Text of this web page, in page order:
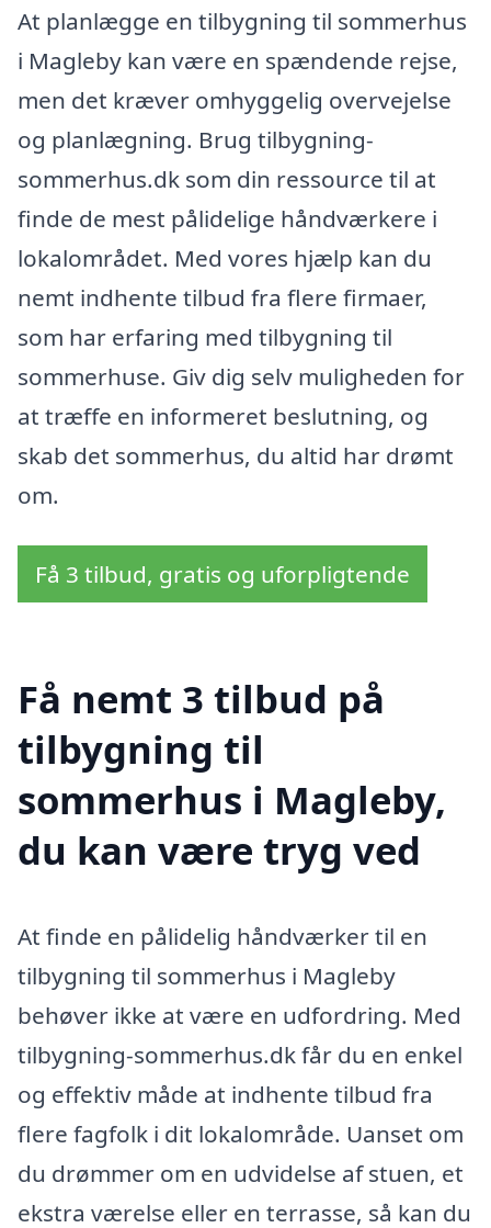
At planlægge en tilbygning til sommerhus
i Magleby kan være en spændende rejse,
men det kræver omhyggelig overvejelse
og planlægning. Brug tilbygning-
sommerhus.dk som din ressource til at
finde de mest pålidelige håndværkere i
lokalområdet. Med vores hjælp kan du
nemt indhente tilbud fra flere firmaer,
som har erfaring med tilbygning til
sommerhuse. Giv dig selv muligheden for
at træffe en informeret beslutning, og
skab det sommerhus, du altid har drømt
om.
Få 3 tilbud, gratis og uforpligtende
Få nemt 3 tilbud på
tilbygning til
sommerhus i Magleby,
du kan være tryg ved
At finde en pålidelig håndværker til en
tilbygning til sommerhus i Magleby
behøver ikke at være en udfordring. Med
tilbygning-sommerhus.dk får du en enkel
og effektiv måde at indhente tilbud fra
flere fagfolk i dit lokalområde. Uanset om
du drømmer om en udvidelse af stuen, et
ekstra værelse eller en terrasse, så kan du